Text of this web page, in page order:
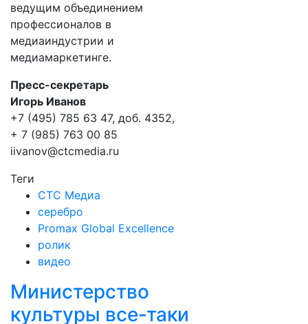
ведущим объединением
профессионалов в
медиаиндустрии и
медиамаркетинге.
Пресс-секретарь
Игорь Иванов
+7 (495) 785 63 47, доб. 4352,
+ 7 (985) 763 00 85
iivanov@ctcmedia.ru
Теги
СТС Медиа
серебро
Promax Global Excellence
ролик
видео
Министерство
культуры все-таки